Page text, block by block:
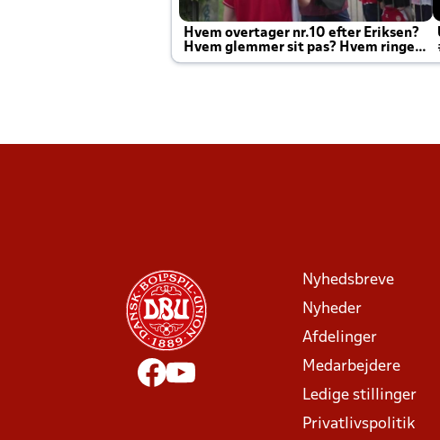
Hvem overtager nr.10 efter Eriksen?
Hvem glemmer sit pas? Hvem ringer
Joachim altid til efter kampe?
Nyhedsbreve
Nyheder
Afdelinger
Medarbejdere
Ledige stillinger
Privatlivspolitik